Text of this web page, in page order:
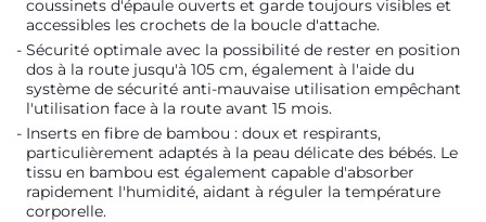
coussinets d'épaule ouverts et garde toujours visibles et
accessibles les crochets de la boucle d'attache.
Sécurité optimale avec la possibilité de rester en position
dos à la route jusqu'à 105 cm, également à l'aide du
système de sécurité anti-mauvaise utilisation empêchant
l'utilisation face à la route avant 15 mois.
Inserts en fibre de bambou : doux et respirants,
particulièrement adaptés à la peau délicate des bébés. Le
tissu en bambou est également capable d'absorber
rapidement l'humidité, aidant à réguler la température
corporelle.